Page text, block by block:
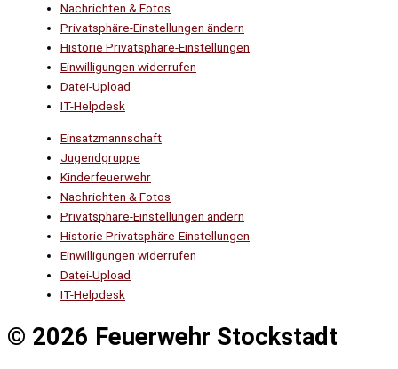
Nachrichten & Fotos
Privatsphäre-Einstellungen ändern
Historie Privatsphäre-Einstellungen
Einwilligungen widerrufen
Datei-Upload
IT-Helpdesk
Einsatzmannschaft
Jugendgruppe
Kinderfeuerwehr
Nachrichten & Fotos
Privatsphäre-Einstellungen ändern
Historie Privatsphäre-Einstellungen
Einwilligungen widerrufen
Datei-Upload
IT-Helpdesk
© 2026 Feuerwehr Stockstadt